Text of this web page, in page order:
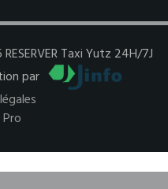
Taxi Yutz 24H/7J
par